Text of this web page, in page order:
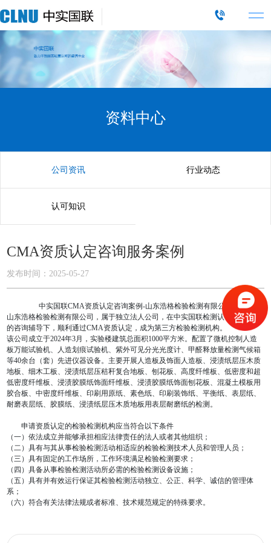
资料中心
公司资讯 行业动态
认可知识
CMA资质认定咨询服务案例
发布时间：2025-05-27
中实国联CMA资质认定咨询案例-山东浩格检验检测有限公司
山东浩格检验检测有限公司，属于独立法人公司，在中实国联检测认证有限公司
的咨询辅导下，顺利通过CMA资质认定，成为第三方检验检测机构。
该公司成立于2024年3月，实验楼建筑总面积1000平方米。配置了微机控制人造
板万能试验机、人造划痕试验机、紫外可见分光光度计、甲醛释放量检测气候箱
等40余台（套）先进仪器设备。主要开展人造板及饰面人造板、浸渍纸层压木质
地板、细木工板、浸渍纸层压秸秆复合地板、刨花板、高度纤维板、低密度和超
低密度纤维板、浸渍胶膜纸饰面纤维板、浸渍胶膜纸饰面刨花板、混凝土模板用
胶合板、中密度纤维板、印刷用原纸、素色纸、印刷装饰纸、平衡纸、表层纸、
耐磨表层纸、胶膜纸、浸渍纸层压木质地板用表层耐磨纸的检测。
申请资质认定的检验检测机构应当符合以下条件
（一）依法成立并能够承担相应法律责任的法人或者其他组织；
（二）具有与其从事检验检测活动相适应的检验检测技术人员和管理人员；
（三）具有固定的工作场所，工作环境满足检验检测要求；
（四）具备从事检验检测活动所必需的检验检测设备设施；
（五）具有并有效运行保证其检验检测活动独立、公正、科学、诚信的管理体
系；
（六）符合有关法律法规或者标准、技术规范规定的特殊要求。